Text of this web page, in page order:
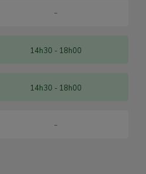
-
14h30 - 18h00
14h30 - 18h00
-